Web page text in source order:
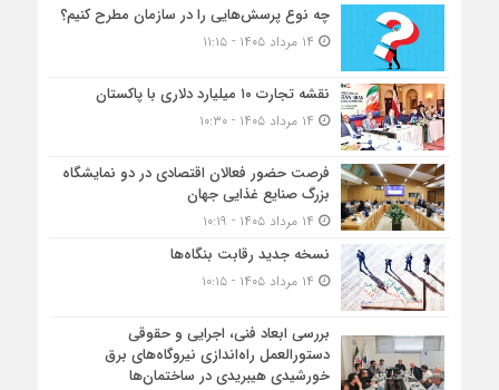
چه نوع پرسش‌هایی را در سازمان مطرح کنیم؟
نقشه تجارت ۱۰‌ میلیارد دلاری با پاکستان
فرصت حضور فعالان اقتصادی در دو نمایشگاه
بزرگ صنایع غذایی جهان
نسخه جدید رقابت‌ بنگاه‌ها
بررسی ابعاد فنی، اجرایی و حقوقی
دستورالعمل راه‌اندازی نیروگاه‌های برق
خورشیدی هیبریدی در ساختمان‌ها